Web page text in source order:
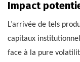
Impact
L’arrivée de tels
capitaux
face à la pure